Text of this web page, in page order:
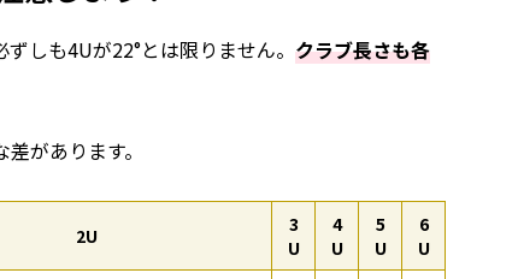
しも4Uが22°とは限りません。 クラブ長さも各
があります。
2U
3
U
4
U
5
U
6
U